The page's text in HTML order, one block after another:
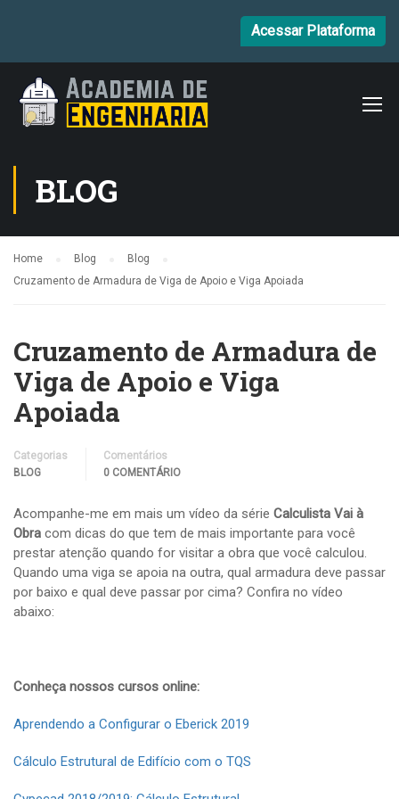
Acessar Plataforma
BLOG
Home Blog
Blog
Cruzamento de Armadura de Viga de Apoio e Viga Apoiada
Cruzamento de Armadura de
Viga de Apoio e Viga
Apoiada
Categorias
BLOG
Comentários
0 COMENTÁRIO
Acompanhe-me em mais um vídeo da série Calculista Vai à
Obra com dicas do que tem de mais importante para você
prestar atenção quando for visitar a obra que você calculou.
Quando uma viga se apoia na outra, qual armadura deve passar
por baixo e qual deve passar por cima? Confira no vídeo
abaixo:
Conheça nossos cursos online:
Aprendendo a Configurar o Eberick 2019
Cálculo Estrutural de Edifício com o TQS